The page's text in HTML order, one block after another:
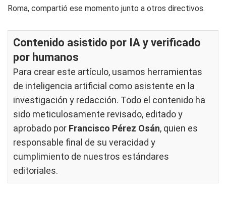
Roma, compartió ese momento junto a otros directivos.
Contenido asistido por IA y verificado
por humanos
Para crear este artículo, usamos herramientas
de inteligencia artificial como asistente en la
investigación y redacción. Todo el contenido ha
sido meticulosamente revisado, editado y
aprobado por Francisco Pérez Osán, quien es
responsable final de su veracidad y
cumplimiento de nuestros estándares
editoriales.